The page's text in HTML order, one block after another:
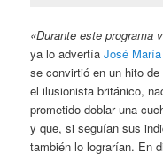
«Durante este programa
ya lo advertíaJosé
se convirtió en un hito
el ilusionista británico,
prometido doblar una
y que, si seguían sus
también lo lograrían. En